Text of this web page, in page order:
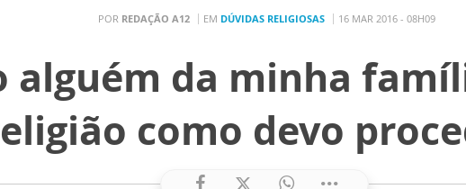
POR REDAÇÃO A12 EM DÚVIDAS RELIGIOSAS 16 MAR 2016 - 08H09
alguém da minha
como devo